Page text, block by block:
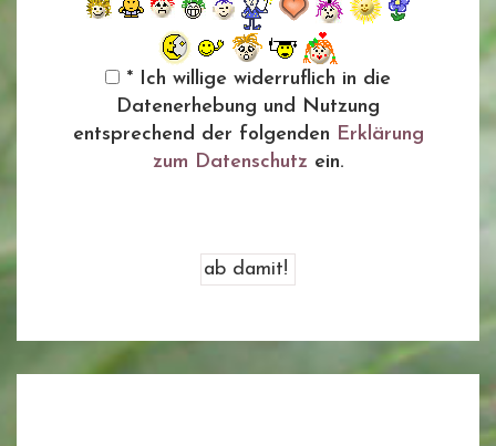
* Ich willige widerruflich in die
Datenerhebung und Nutzung
entsprechend der folgenden Erklärung
zum Datenschutz ein.